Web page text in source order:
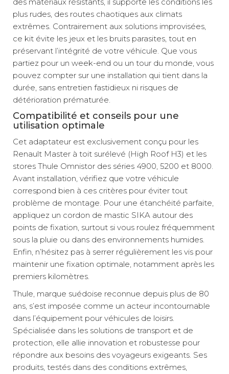
plus rudes, des routes chaotiques aux climats
extrêmes. Contrairement aux solutions improvisées,
ce kit évite les jeux et les bruits parasites, tout en
préservant l’intégrité de votre véhicule. Que vous
partiez pour un week-end ou un tour du monde, vous
pouvez compter sur une installation qui tient dans la
durée, sans entretien fastidieux ni risques de
détérioration prématurée.
Compatibilité et conseils pour une
utilisation optimale
Cet adaptateur est exclusivement conçu pour les
Renault Master à toit surélevé (High Roof H3) et les
stores Thule Omnistor des séries 4900, 5200 et 8000.
Avant installation, vérifiez que votre véhicule
correspond bien à ces critères pour éviter tout
problème de montage. Pour une étanchéité parfaite,
appliquez un cordon de mastic SIKA autour des
points de fixation, surtout si vous roulez fréquemment
sous la pluie ou dans des environnements humides.
Enfin, n’hésitez pas à serrer régulièrement les vis pour
maintenir une fixation optimale, notamment après les
premiers kilomètres.
Thule, marque suédoise reconnue depuis plus de 80
ans, s’est imposée comme un acteur incontournable
dans l’équipement pour véhicules de loisirs.
Spécialisée dans les solutions de transport et de
protection, elle allie innovation et robustesse pour
répondre aux besoins des voyageurs exigeants. Ses
produits, testés dans des conditions extrêmes,